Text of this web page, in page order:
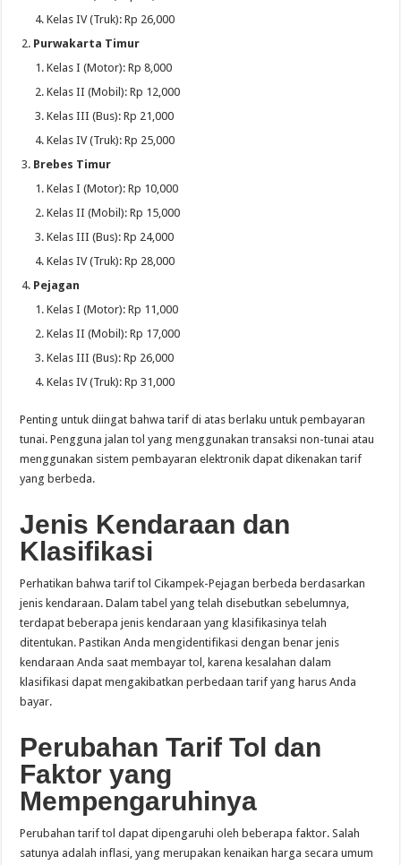
Kelas IV (Truk): Rp 26,000
Purwakarta Timur
Kelas I (Motor): Rp 8,000
Kelas II (Mobil): Rp 12,000
Kelas III (Bus): Rp 21,000
Kelas IV (Truk): Rp 25,000
Brebes Timur
Kelas I (Motor): Rp 10,000
Kelas II (Mobil): Rp 15,000
Kelas III (Bus): Rp 24,000
Kelas IV (Truk): Rp 28,000
Pejagan
Kelas I (Motor): Rp 11,000
Kelas II (Mobil): Rp 17,000
Kelas III (Bus): Rp 26,000
Kelas IV (Truk): Rp 31,000
Penting untuk diingat bahwa tarif di atas berlaku untuk pembayaran
tunai. Pengguna jalan tol yang menggunakan transaksi non-tunai atau
menggunakan sistem pembayaran elektronik dapat dikenakan tarif
yang berbeda.
Jenis Kendaraan dan
Klasifikasi
Perhatikan bahwa tarif tol Cikampek-Pejagan berbeda berdasarkan
jenis kendaraan. Dalam tabel yang telah disebutkan sebelumnya,
terdapat beberapa jenis kendaraan yang klasifikasinya telah
ditentukan. Pastikan Anda mengidentifikasi dengan benar jenis
kendaraan Anda saat membayar tol, karena kesalahan dalam
klasifikasi dapat mengakibatkan perbedaan tarif yang harus Anda
bayar.
Perubahan Tarif Tol dan
Faktor yang
Mempengaruhinya
Perubahan tarif tol dapat dipengaruhi oleh beberapa faktor. Salah
satunya adalah inflasi, yang merupakan kenaikan harga secara umum